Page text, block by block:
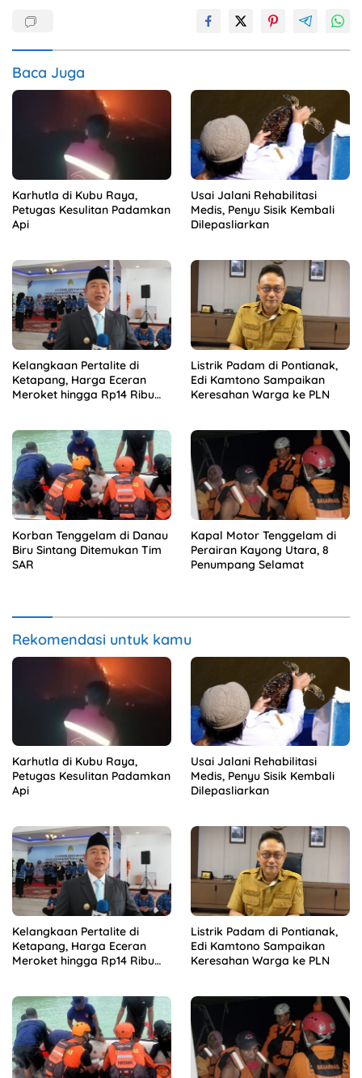
Baca Juga
Karhutla di Kubu Raya,
Petugas Kesulitan Padamkan
Api
Usai Jalani Rehabilitasi
Medis, Penyu Sisik Kembali
Dilepasliarkan
Kelangkaan Pertalite di
Ketapang, Harga Eceran
Meroket hingga Rp14 Ribu
Listrik Padam di Pontianak,
Edi Kamtono Sampaikan
Keresahan Warga ke PLN
Korban Tenggelam di Danau
Biru Sintang Ditemukan Tim
SAR
Kapal Motor Tenggelam di
Perairan Kayong Utara, 8
Penumpang Selamat
Rekomendasi untuk kamu
Karhutla di Kubu Raya,
Petugas Kesulitan Padamkan
Api
Usai Jalani Rehabilitasi
Medis, Penyu Sisik Kembali
Dilepasliarkan
Kelangkaan Pertalite di
Ketapang, Harga Eceran
Meroket hingga Rp14 Ribu
Listrik Padam di Pontianak,
Edi Kamtono Sampaikan
Keresahan Warga ke PLN